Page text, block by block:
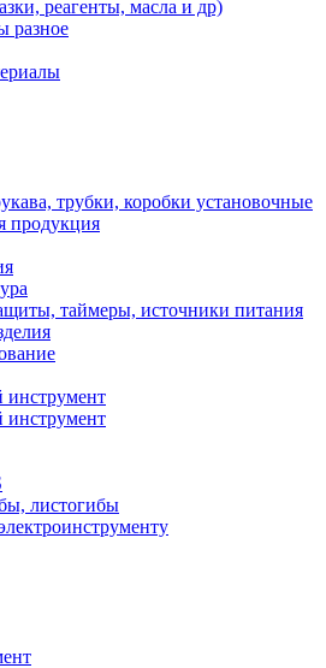
реагенты, масла и др)
разное
трубки, коробки установочные
продукция
таймеры, источники питания
инструмент
инструмент
листогибы